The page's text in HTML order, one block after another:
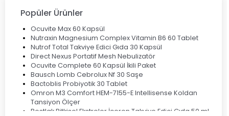
Popüler Ürünler
Ocuvite Max 60 Kapsül
Nutraxin Magnesium Complex Vitamin B6 60 Tablet
Nutrof Total Takviye Edici Gıda 30 Kapsül
Direct Nexus Portatif Mesh Nebulizatör
Ocuvite Complete 60 Kapsül İkili Paket
Bausch Lomb Cebrolux Nf 30 Saşe
Bactoblis Probiyotik 30 Tablet
Omron M3 Comfort HEM-7155-E Intellisense Koldan
Tansiyon Ölçer
Bestlak Bitkisel Ekstreler İçeren Takviye Edici Gıda 50 ml